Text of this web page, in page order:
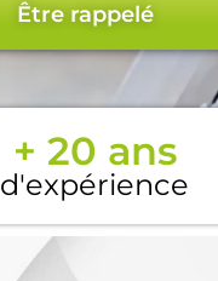
Être rappelé
+ 20 ans
d'expérience